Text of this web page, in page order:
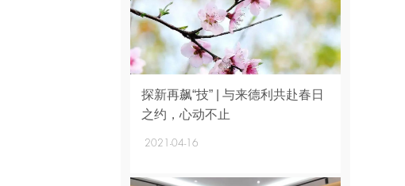
探新再飙“技” | 与来德利共赴春日
之约，心动不止
2021-04-16